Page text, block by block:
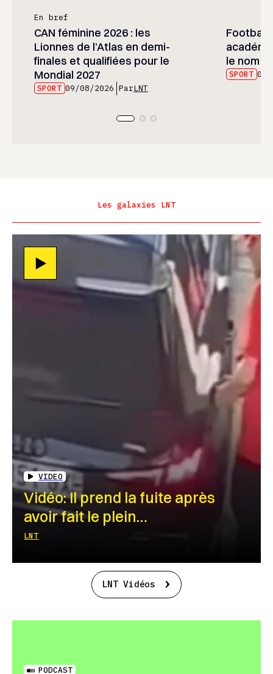
En bref
CAN féminine 2026 : les
Lionnes de l’Atlas en demi-
finales et qualifiées pour le
Mondial 2027
SPORT 09/08/2026 ParLNT
Football
le nom
SPORT 09/
Les galaxies LNT
VIDEO
Vidéo: Il prend la fuite après
avoir fait le plein…
LNT
LNT Vidéos
PODCAST